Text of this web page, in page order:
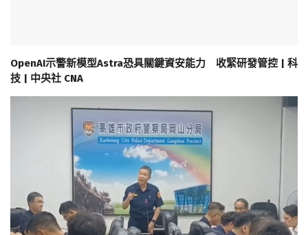
OpenAI示警新模型Astra恐具關鍵資安能力 收緊研發管控 | 科
技 | 中央社 CNA